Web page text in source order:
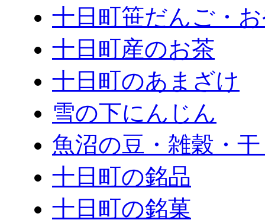
十日町笹だんご・
十日町産のお茶
十日町のあまざけ
雪の下にんじん
魚沼の豆・雑穀・
十日町の銘品
十日町の銘菓